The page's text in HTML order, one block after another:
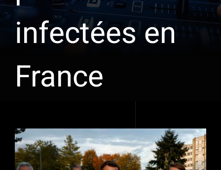
infectées en
France
Voir
l'image
agrandie